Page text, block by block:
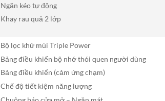
Ngăn kéo tự động
Khay rau quả 2 lớp
Bộ lọc khử mùi Triple Power
Bảng điều khiển bộ nhớ thói quen người dùng
Bảng điều khiển (cảm ứng chạm)
Chế độ tiết kiệm năng lượng